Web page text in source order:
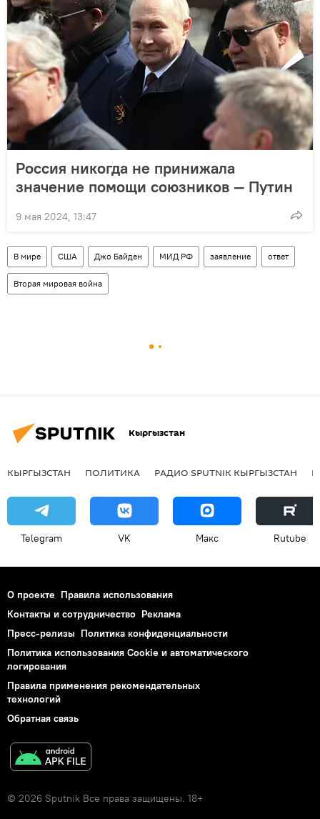
Россия никогда не принижала
значение помощи союзников — Путин
9 мая 2024, 13:47
В мире США Джо Байден МИД РФ заявление ответ
Вторая мировая война
Кыргызстан
КЫРГЫЗСТАН ПОЛИТИКА РАДИО SPUTNIK КЫРГЫЗСТАН
Telegram VK Макс Rutube
О проекте Правила использования
Контакты и сотрудничество Реклама
Пресс-релизы Политика конфиденциальности
Политика использования Cookie и автоматического
логирования
Правила применения рекомендательных
технологий
Обратная связь
© 2026 Sputnik Все права защищены. 18+